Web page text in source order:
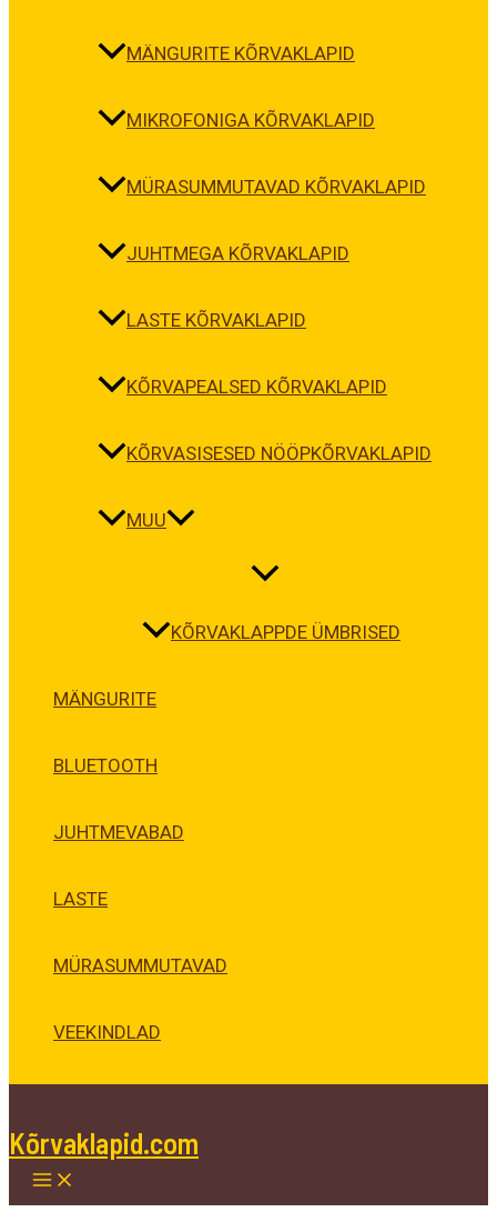
MÄNGURITE KÕRVAKLAPID
MIKROFONIGA KÕRVAKLAPID
MÜRASUMMUTAVAD KÕRVAKLAPID
JUHTMEGA KÕRVAKLAPID
LASTE KÕRVAKLAPID
KÕRVAPEALSED KÕRVAKLAPID
KÕRVASISESED NÖÖPKÕRVAKLAPID
MUU
KÕRVAKLAPPDE ÜMBRISED
MÄNGURITE
BLUETOOTH
JUHTMEVABAD
LASTE
MÜRASUMMUTAVAD
VEEKINDLAD
Kõrvaklapid.com